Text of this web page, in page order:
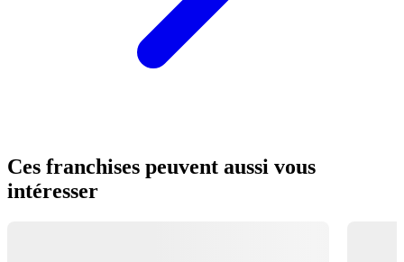
Ces franchises peuvent aussi vous
intéresser